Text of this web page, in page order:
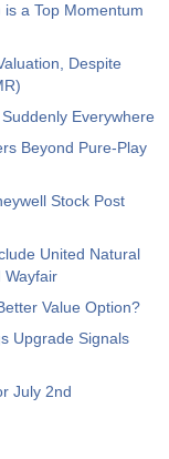
净持仓
-17.2 K
非商业净持仓
前值
a Top Momentum
Despite
Everywhere
Beyond Pure-Play
Stock Post
United Natural
Wayfair
Value Option?
Upgrade Signals
July 2nd